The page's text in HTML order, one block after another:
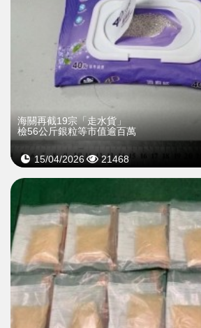
海關再截19宗「走水貨」
檢56公斤銀粒等市值逾百萬
15/04/2026 21468